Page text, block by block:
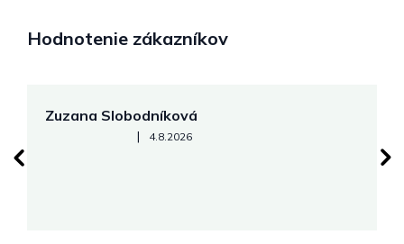
Hodnotenie zákazníkov
Zuzana Slobodníková
Hodnotenie obchodu je 5 z 5 hviezdičiek.
| 4.8.2026